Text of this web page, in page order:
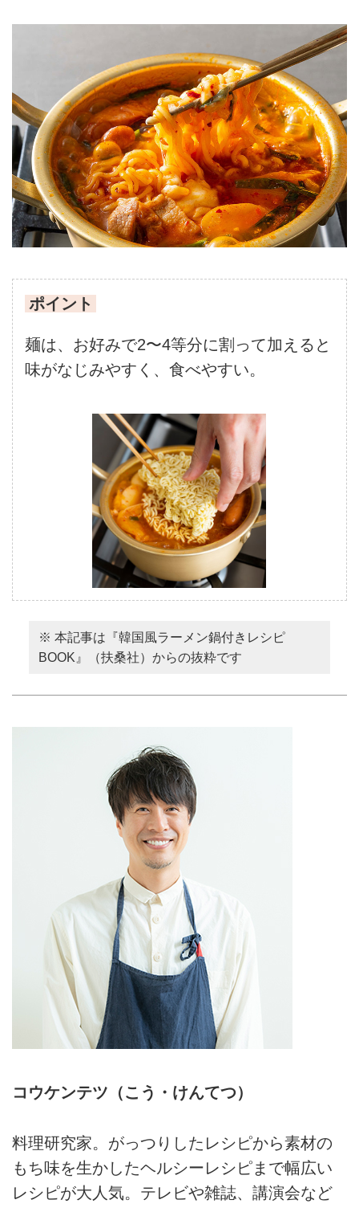
ポイント
麺は、お好みで2〜4等分に割って加えると
味がなじみやすく、食べやすい。
※ 本記事は『韓国風ラーメン鍋付きレシピ
BOOK』（扶桑社）からの抜粋です
コウケンテツ（こう・けんてつ）
料理研究家。がっつりしたレシピから素材の
もち味を生かしたヘルシーレシピまで幅広い
レシピが大人気。テレビや雑誌、講演会など